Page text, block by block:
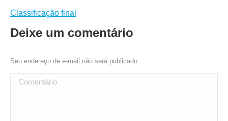
Classificação final
Deixe um comentário
Seu endereço de e-mail não será publicado.
Comentário